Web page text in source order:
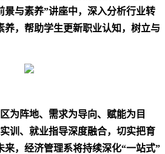
景与素养”讲座中， 深入分析行业转
养，帮助学生更新职业认知，树立与
为阵地、需求为导向、赋能为目
训、就业指导深度融合，切实把育
来，经济管理系将持续深化“一站式”